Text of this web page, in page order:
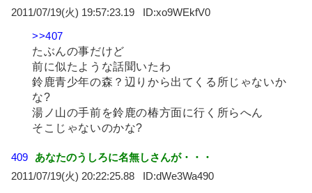
2011/07/19(火) 19:57:23.19
xo9WEkfV0
>>407
たぶんの事だけど
前に似たような話聞いたわ
鈴鹿青少年の森？辺りから出てくる所じゃないか
な?
湯ノ山の手前を鈴鹿の椿方面に行く所らへん
そこじゃないのかな?
409
あなたのうしろに名無しさんが・・・
2011/07/19(火) 20:22:25.88
dWe3Wa490